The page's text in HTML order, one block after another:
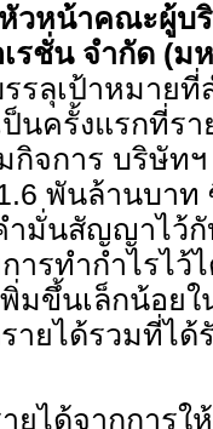
วหน้าคณะผู้บ
รชั่น จำกัด (ม
รลุเป้าหมาย
ป็นครั้งแรกที่ร
กิจการ บริษัทฯ
พันล้านบาท
มั่นสัญญาไว้
ารทำกำไรไว้
มขึ้นเล็กน้อย
ายได้รวมที่ได้
ยได้จากการใ